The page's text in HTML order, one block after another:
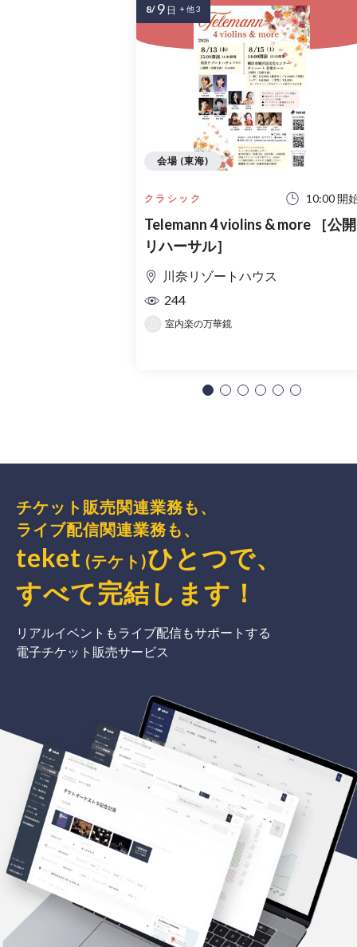
クラシック 10:00 開
Telemann 4 violins & more ［公開
リハーサル］
川奈リゾートハウス
244
室内楽の万華鏡
会場 (東海)
8/ 9 日 + 他 3
チケット販売関連業務も、
ライブ配信関連業務も、
teket (テケト)ひとつで、
すべて完結 します ！
リアルイベントもライブ配信もサポートする
電子チケット販売サービス